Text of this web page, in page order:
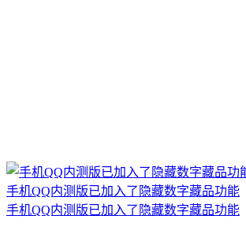
手机QQ内测版已加入了隐藏数字藏品功能
手机QQ内测版已加入了隐藏数字藏品功能